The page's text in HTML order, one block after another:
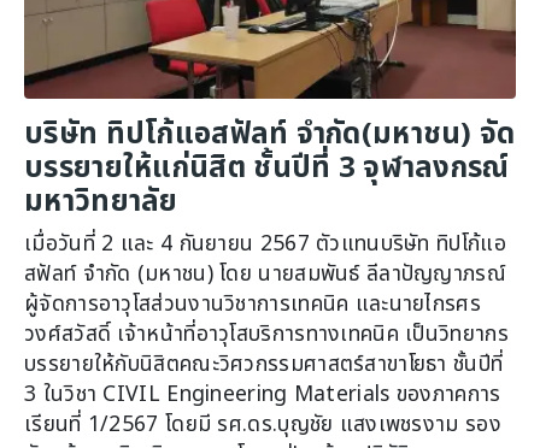
บริษัท ทิปโก้แอสฟัลท์ จำกัด(มหาชน) จัด
บรรยายให้แก่นิสิต ชั้นปีที่ 3 จุฬาลงกรณ์
มหาวิทยาลัย
เมื่อวันที่ 2 และ 4 กันยายน 2567 ตัวแทนบริษัท ทิปโก้แอ
สฟัลท์ จำกัด (มหาชน) โดย นายสมพันธ์ ลีลาปัญญาภรณ์
ผู้จัดการอาวุโสส่วนงานวิชาการเทคนิค และนายไกรศร
วงศ์สวัสดิ์ เจ้าหน้าที่อาวุโสบริการทางเทคนิค เป็นวิทยากร
บรรยายให้กับนิสิตคณะวิศวกรรมศาสตร์สาขาโยธา ชั้นปีที่
3 ในวิชา CIVIL Engineering Materials ของภาคการ
เรียนที่ 1/2567 โดยมี รศ.ดร.บุญชัย แสงเพชรงาม รอง